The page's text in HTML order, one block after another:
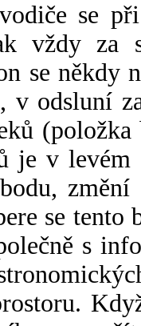
se
vždy za
se někdy
odsluní
je v
se tento
s